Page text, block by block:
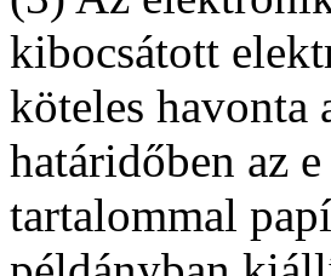
kibocsátott
köteles havonta
határidőben az
tartalommal